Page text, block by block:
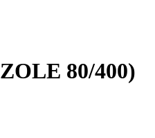
80/400)